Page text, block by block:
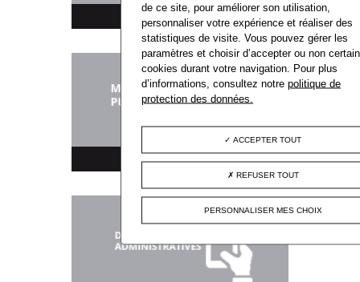
TÉLÉCHARGEMENT
MARCHÉS PUBLICS
de ce site, pour améliorer son utilisation,
personnaliser votre expérience et réaliser des
statistiques de visite. Vous pouvez gérer les
paramètres et choisir d’accepter ou non
cookies durant votre navigation. Pour plus
d’informations, consultez notrepolitique de
protection des données.
ACCEPTER TOUT
REFUSER TOUT
PERSONNALISER MES CHOIX